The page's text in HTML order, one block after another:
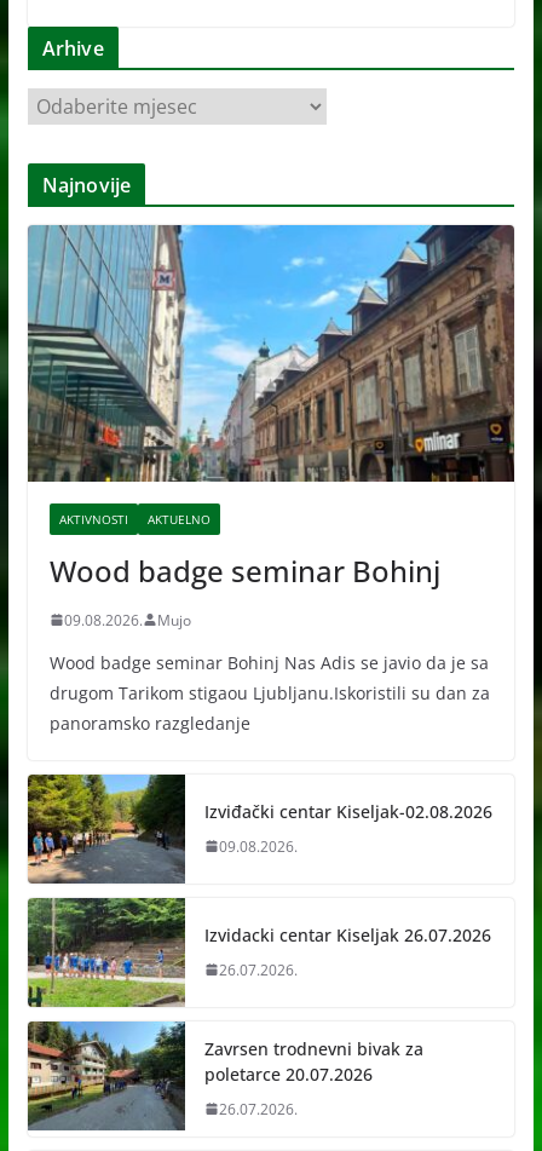
Arhive
h
v
Najnovije
AKTIVNOSTI AKTUELNO
Wood badge seminar Bohinj
09.08.2026. Mujo
Wood badge seminar Bohinj Nas Adis se javio da je sa
drugom Tarikom stigaou Ljubljanu.Iskoristili su dan za
panoramsko razgledanje
Izviđački centar Kiseljak-02.08.2026
09.08.2026.
Izvidacki centar Kiseljak 26.07.2026
26.07.2026.
Zavrsen trodnevni bivak za
poletarce 20.07.2026
26.07.2026.